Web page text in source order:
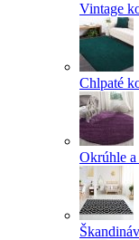
Vintage
Chlpaté
Okrúhle a